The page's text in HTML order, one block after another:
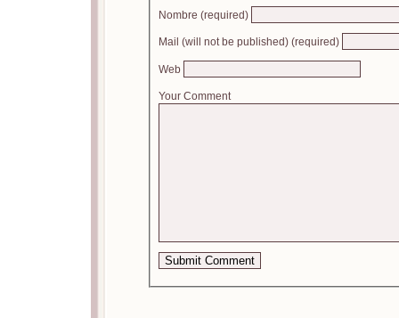
Nombre (required)
Mail (will not be published) (required)
Web
Your Comment